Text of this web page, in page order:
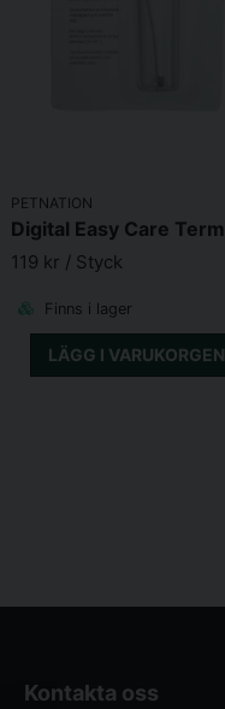
PETNATION
119 kr / Styck
Finns i lager
LÄGG I VARUKORGEN
Kontakta oss